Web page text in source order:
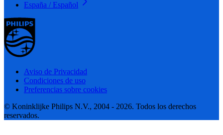
España / Español
Aviso de Privacidad
Condiciones de uso
Preferencias sobre cookies
© Koninklijke Philips N.V., 2004 - 2026. Todos los derechos
reservados.